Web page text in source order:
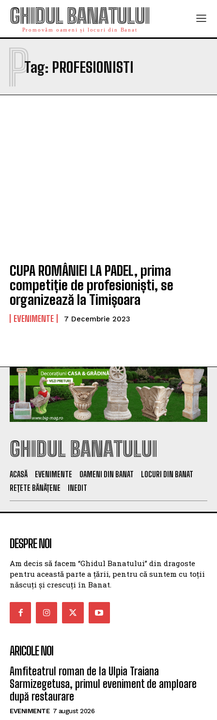
GHIDUL BANATULUI
Promovăm oameni și locuri din Banat
Tag: PROFESIONISTI
P
CUPA ROMÂNIEI LA PADEL, prima
competiție de profesioniști, se
organizează la Timișoara
EVENIMENTE 7 Decembrie 2023
GHIDUL BANATULUI
ACASĂ EVENIMENTE OAMENI DIN BANAT
LOCURI DIN BANAT
REȚETE BĂNĂȚENE
INEDIT
DESPRE NOI
Am decis să facem “Ghidul Banatului” din dragoste
pentru această parte a țării, pentru că suntem cu toții
născuți și crescuți în Banat.
ARICOLE NOI
Amfiteatrul roman de la Ulpia Traiana
Sarmizegetusa, primul eveniment de amploare
după restaurare
EVENIMENTE 7 august 2026